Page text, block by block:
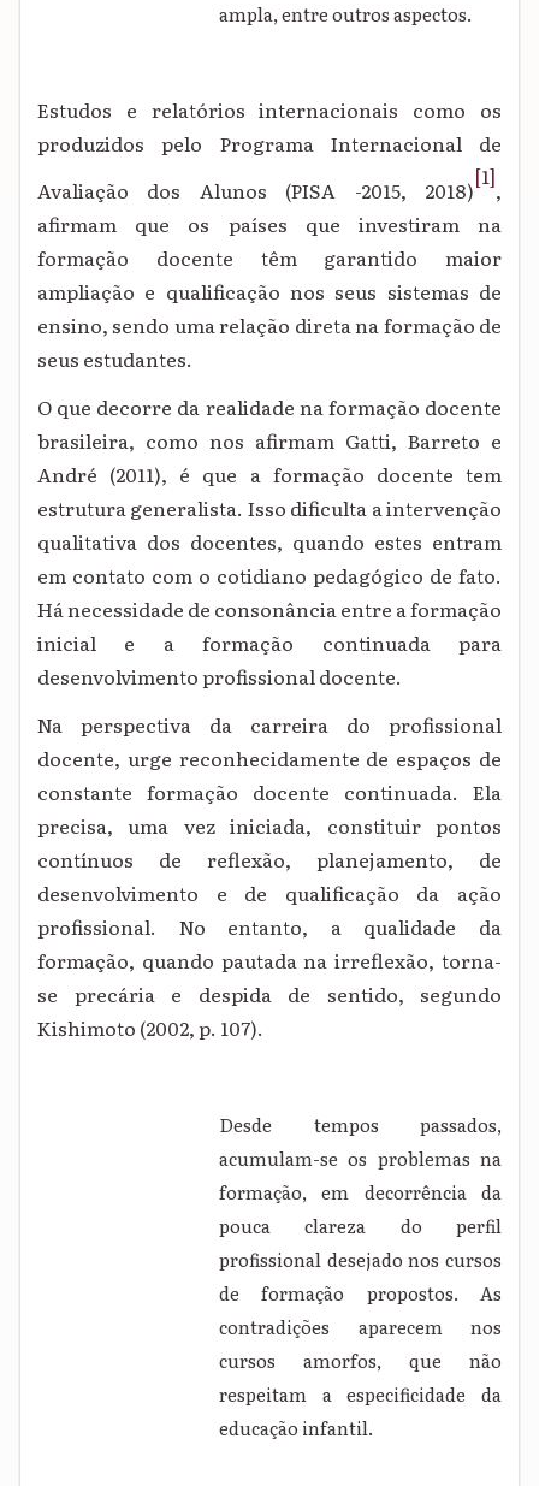
ampla, entre outros aspectos.
Estudos e relatórios internacionais como os
produzidos pelo Programa Internacional de
Avaliação dos Alunos (PISA -2015, 2018)[1],
afirmam que os países que investiram na
formação docente têm garantido maior
ampliação e qualificação nos seus sistemas de
ensino, sendo uma relação direta na formação de
seus estudantes.
O que decorre da realidade na formação docente
brasileira, como nos afirmam Gatti, Barreto e
André (2011), é que a formação docente tem
estrutura generalista. Isso dificulta a intervenção
qualitativa dos docentes, quando estes entram
em contato com o cotidiano pedagógico de fato.
Há necessidade de consonância entre a formação
inicial e a formação continuada para
desenvolvimento profissional docente.
Na perspectiva da carreira do profissional
docente, urge reconhecidamente de espaços de
constante formação docente continuada. Ela
precisa, uma vez iniciada, constituir pontos
contínuos de reflexão, planejamento, de
desenvolvimento e de qualificação da ação
profissional. No entanto, a qualidade da
formação, quando pautada na irreflexão, torna-
se precária e despida de sentido, segundo
Kishimoto (2002, p. 107).
Desde tempos passados,
acumulam-se os problemas na
formação, em decorrência da
pouca clareza do perfil
profissional desejado nos cursos
de formação propostos. As
contradições aparecem nos
cursos amorfos, que não
respeitam a especificidade da
educação infantil.